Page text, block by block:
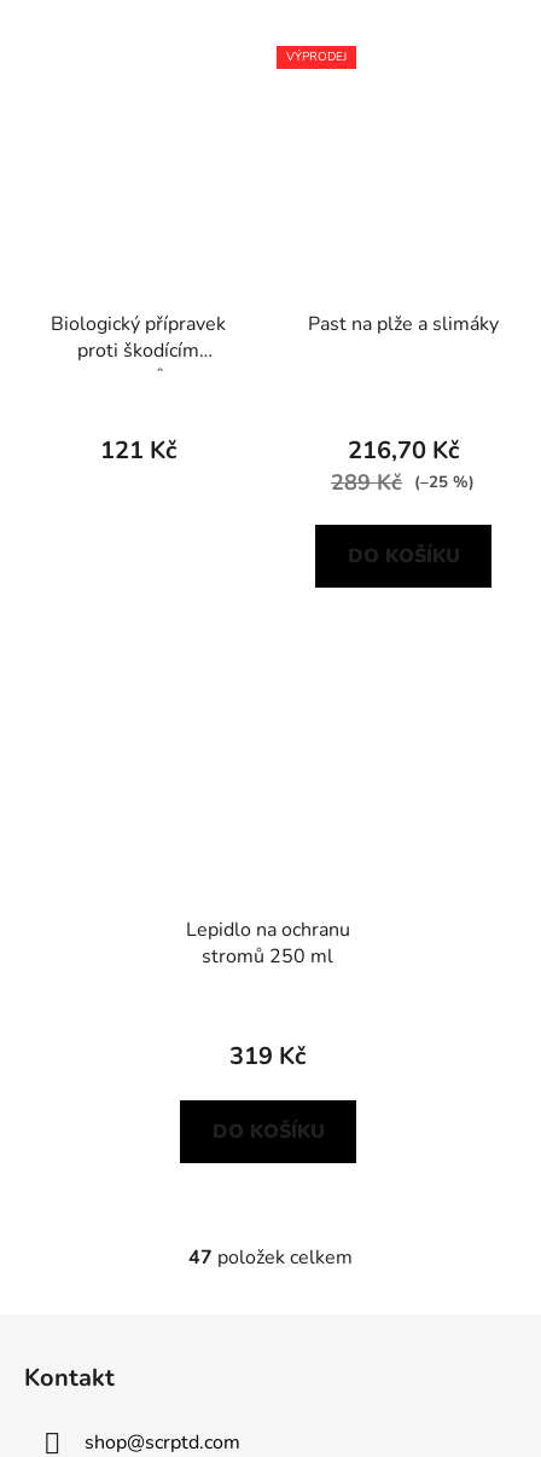
Biologický přípravek
proti škodícím
mravencům -
121 Kč
VÝPRODEJ
Past na plže a slimáky
216,70 Kč
289 Kč (–25 %)
DO KOŠÍKU
Lepidlo na ochranu
stromů 250 ml
319 Kč
DO KOŠÍKU
O
47 položek celkem
Kontakt
shop@scrptd.com